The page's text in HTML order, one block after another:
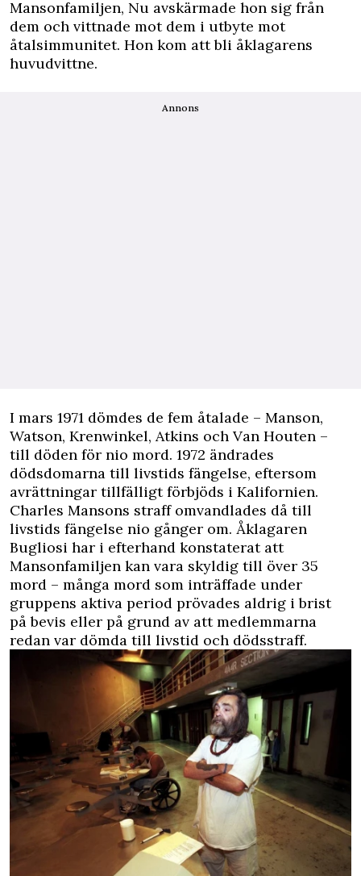
Mansonfamiljen, Nu avskärmade hon sig från
dem och vittnade mot dem i utbyte mot
åtalsimmunitet. Hon kom att bli åklagarens
huvudvittne.
Annons
I mars 1971 dömdes de fem åtalade – Manson,
Watson, Krenwinkel, Atkins och Van Houten –
till döden för nio mord. 1972 ändrades
dödsdomarna till livstids fängelse, eftersom
avrättningar tillfälligt förbjöds i Kalifornien.
Charles Mansons straff omvandlades då till
livstids fängelse nio gånger om. Åklagaren
Bugliosi har i efterhand konstaterat att
Mansonfamiljen kan vara skyldig till över 35
mord – många mord som inträffade under
gruppens aktiva period prövades aldrig i brist
på bevis eller på grund av att medlemmarna
redan var dömda till livstid och dödsstraff.